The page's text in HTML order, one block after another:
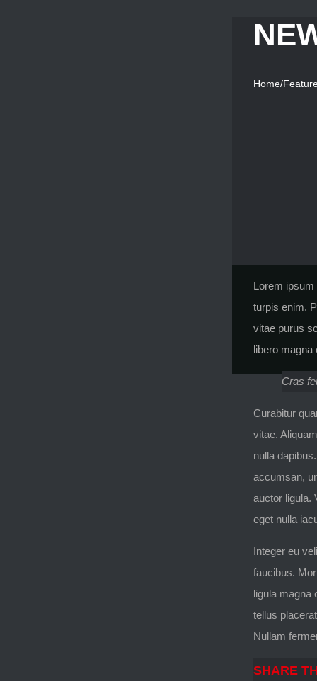
Home/
Lorem
turpis enim.
vitae purus
libero magna
Cras
Curabitur
vitae.
nulla
accumsan,
auctor ligula.
eget nulla
Integer eu
faucibus.
ligula magna
tellus
Nullam
SHARE